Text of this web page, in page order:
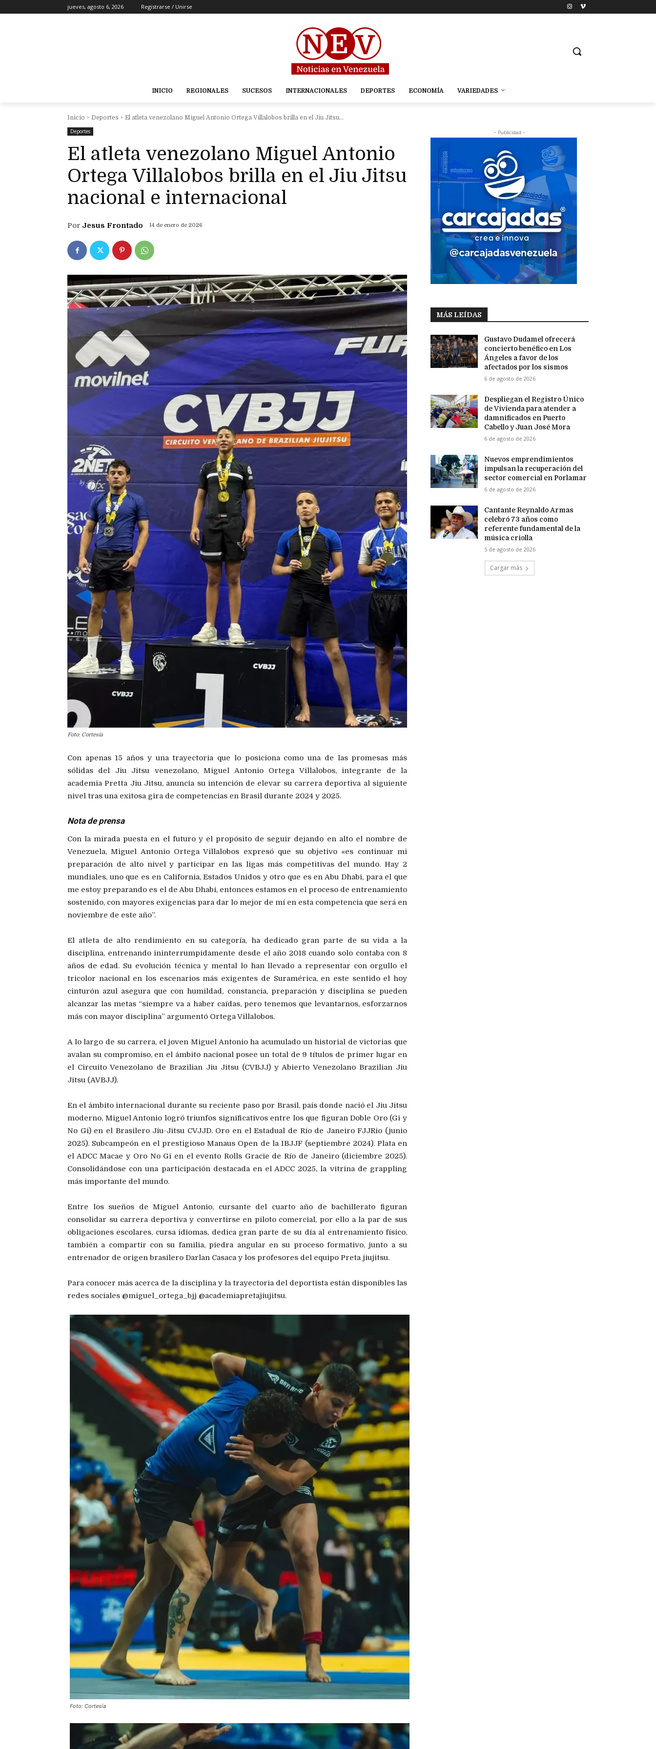
jueves, agosto 6, 2026 Registrarse / Unirse
INICIO REGIONALES SUCESOS INTERNACIONALES DEPORTES ECONOMÍA VARIEDADES
Inicio Deportes
El atleta venezolano Miguel Antonio Ortega Villalobos brilla en el Jiu Jitsu...
Deportes
El atleta venezolano Miguel Antonio
Ortega Villalobos brilla en el Jiu Jitsu
nacional e internacional
Por Jesus Frontado 14 de enero de 2026
Foto: Cortesía
Con apenas 15 años y una trayectoria que lo posiciona como una de las promesas más
sólidas del Jiu Jitsu venezolano, Miguel Antonio Ortega Villalobos, integrante de la
academia Pretta Jiu Jitsu, anuncia su intención de elevar su carrera deportiva al siguiente
nivel tras una exitosa gira de competencias en Brasil durante 2024 y 2025.
Nota de prensa
Con la mirada puesta en el futuro y el propósito de seguir dejando en alto el nombre de
Venezuela, Miguel Antonio Ortega Villalobos expresó que su objetivo «es continuar mi
preparación de alto nivel y participar en las ligas más competitivas del mundo. Hay 2
mundiales, uno que es en California, Estados Unidos y otro que es en Abu Dhabi, para el que
me estoy preparando es el de Abu Dhabi, entonces estamos en el proceso de entrenamiento
sostenido, con mayores exigencias para dar lo mejor de mí en esta competencia que será en
noviembre de este año”.
El atleta de alto rendimiento en su categoría, ha dedicado gran parte de su vida a la
disciplina, entrenando ininterrumpidamente desde el año 2018 cuando solo contaba con 8
años de edad. Su evolución técnica y mental lo han llevado a representar con orgullo el
tricolor nacional en los escenarios más exigentes de Suramérica, en este sentido el hoy
cinturón azul asegura que con humildad, constancia, preparación y disciplina se pueden
alcanzar las metas “siempre va a haber caídas, pero tenemos que levantarnos, esforzarnos
más con mayor disciplina” argumentó Ortega Villalobos.
A lo largo de su carrera, el joven Miguel Antonio ha acumulado un historial de victorias que
avalan su compromiso, en el ámbito nacional posee un total de 9 títulos de primer lugar en
el Circuito Venezolano de Brazilian Jiu Jitsu (CVBJJ) y Abierto Venezolano Brazilian Jiu
Jitsu (AVBJJ).
En el ámbito internacional durante su reciente paso por Brasil, país donde nació el Jiu Jitsu
moderno, Miguel Antonio logró triunfos significativos entre los que figuran Doble Oro (Gi y
No Gi) en el Brasilero Jiu-Jitsu CVJJD. Oro en el Estadual de Río de Janeiro FJJRio (junio
2025). Subcampeón en el prestigioso Manaus Open de la IBJJF (septiembre 2024). Plata en
el ADCC Macae y Oro No Gi en el evento Rolls Gracie de Río de Janeiro (diciembre 2025).
Consolidándose con una participación destacada en el ADCC 2025, la vitrina de grappling
más importante del mundo.
Entre los sueños de Miguel Antonio, cursante del cuarto año de bachillerato figuran
consolidar su carrera deportiva y convertirse en piloto comercial, por ello a la par de sus
obligaciones escolares, cursa idiomas, dedica gran parte de su día al entrenamiento físico,
también a compartir con su familia, piedra angular en su proceso formativo, junto a su
entrenador de origen brasilero Darlan Casaca y los profesores del equipo Preta jiujitsu.
Para conocer más acerca de la disciplina y la trayectoria del deportista están disponibles las
redes sociales @miguel_ortega_bjj @academiapretajiujitsu.
Foto: Cortesía
- Publicidad -
MÁS LEÍDAS
Gustavo Dudamel ofrecerá
concierto benéfico en Los
Ángeles a favor de los
afectados por los sismos
6 de agosto de 2026
Despliegan el Registro Único
de Vivienda para atender a
damnificados en Puerto
Cabello y Juan José Mora
6 de agosto de 2026
Nuevos emprendimientos
impulsan la recuperación del
sector comercial en Porlamar
6 de agosto de 2026
Cantante Reynaldo Armas
celebró 73 años como
referente fundamental de la
música criolla
5 de agosto de 2026
Cargar más